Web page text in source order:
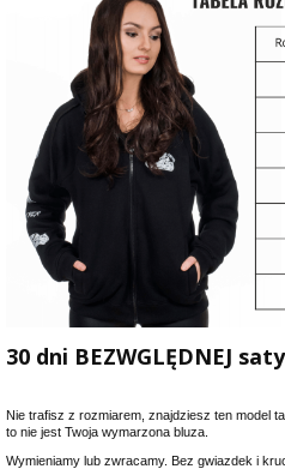
30 dni BEZWGLĘDNEJ
Nie trafisz z rozmiarem, znajdziesz ten model
to nie jest Twoja wymarzona bluza.
Wymieniamy lub zwracamy. Bez gwiazdek i